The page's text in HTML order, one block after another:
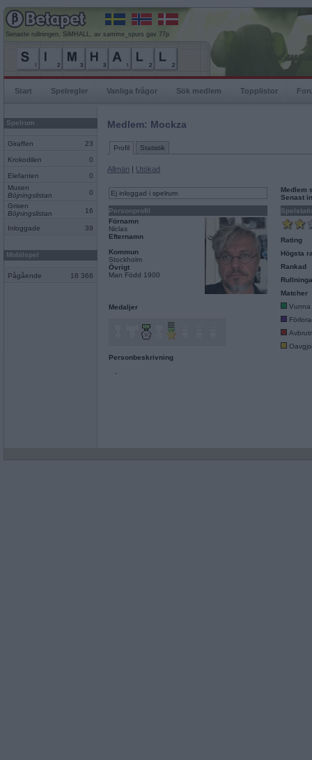
Senaste rullningen, SiMHALL, av samme_spurs gav 77p
Start Spelregler Vanliga frågor Sök medlem Topplistor
Spelrum
Giraffen 23
Krokodilen 0
Elefanten
0
Musen
Böjningslistan
0
Grisen
Böjningslistan
16
Inloggade 39
Mobilspel
Pågående 18 366
Medlem: Mockza
Profil Statistik
Allmän | Utökad
Ej inloggad i spelrum
Personprofil
Förnamn
Niclas
Efternamn
Kommun
Stockholm
Övrigt
Man Född 1900
Medaljer
Personbeskrivning
-
Medlem
Senast
Rating
Högsta
Rankad
Matcher
Vunna